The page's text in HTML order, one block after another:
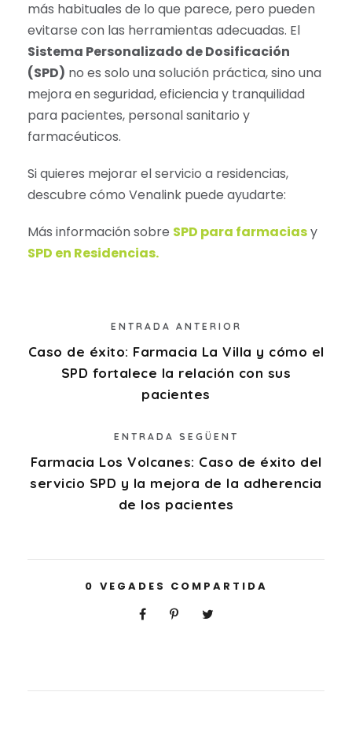
más habituales de lo que parece, pero pueden
evitarse con las herramientas adecuadas. El
Sistema Personalizado de Dosificación
(SPD) no es solo una solución práctica, sino una
mejora en seguridad, eficiencia y tranquilidad
para pacientes, personal sanitario y
farmacéuticos.
Si quieres mejorar el servicio a residencias,
descubre cómo Venalink puede ayudarte:
Más información sobre SPD para farmaciasy
SPD en Residencias.
ENTRADA ANTERIOR
Caso de éxito: Farmacia La Villa y cómo el
SPD fortalece la relación con sus
pacientes
ENTRADA SEGÜENT
Farmacia Los Volcanes: Caso de éxito del
servicio SPD y la mejora de la adherencia
de los pacientes
0 VEGADES COMPARTIDA